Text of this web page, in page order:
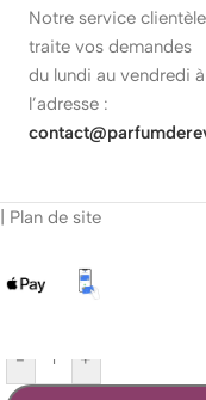
Notre service clientèle
traite vos demandes
du lundi au vendredi à
l’adresse :
Plan de site
- +